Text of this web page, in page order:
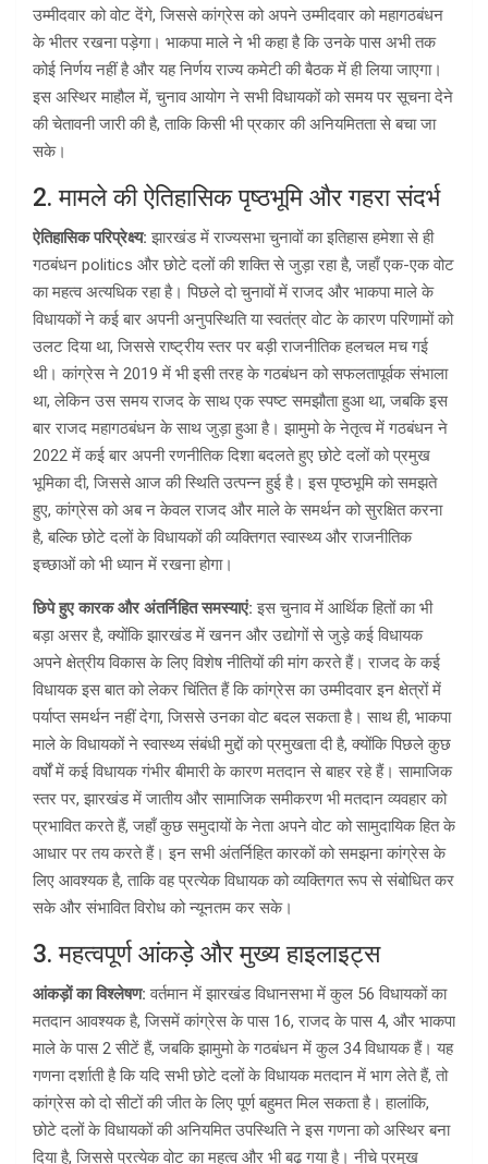
उम्मीदवार को वोट देंगे, जिससे कांग्रेस को अपने उम्मीदवार को महागठबंधन
के भीतर रखना पड़ेगा। भाकपा माले ने भी कहा है कि उनके पास अभी तक
कोई निर्णय नहीं है और यह निर्णय राज्य कमेटी की बैठक में ही लिया जाएगा।
इस अस्थिर माहौल में, चुनाव आयोग ने सभी विधायकों को समय पर सूचना देने
की चेतावनी जारी की है, ताकि किसी भी प्रकार की अनियमितता से बचा जा
सके।
2. मामले की ऐतिहासिक पृष्ठभूमि और गहरा संदर्भ
ऐतिहासिक परिप्रेक्ष्य: झारखंड में राज्यसभा चुनावों का इतिहास हमेशा से ही
गठबंधन politics और छोटे दलों की शक्ति से जुड़ा रहा है, जहाँ एक-एक वोट
का महत्व अत्यधिक रहा है। पिछले दो चुनावों में राजद और भाकपा माले के
विधायकों ने कई बार अपनी अनुपस्थिति या स्वतंत्र वोट के कारण परिणामों को
उलट दिया था, जिससे राष्ट्रीय स्तर पर बड़ी राजनीतिक हलचल मच गई
थी। कांग्रेस ने 2019 में भी इसी तरह के गठबंधन को सफलतापूर्वक संभाला
था, लेकिन उस समय राजद के साथ एक स्पष्ट समझौता हुआ था, जबकि इस
बार राजद महागठबंधन के साथ जुड़ा हुआ है। झामुमो के नेतृत्व में गठबंधन ने
2022 में कई बार अपनी रणनीतिक दिशा बदलते हुए छोटे दलों को प्रमुख
भूमिका दी, जिससे आज की स्थिति उत्पन्न हुई है। इस पृष्ठभूमि को समझते
हुए, कांग्रेस को अब न केवल राजद और माले के समर्थन को सुरक्षित करना
है, बल्कि छोटे दलों के विधायकों की व्यक्तिगत स्वास्थ्य और राजनीतिक
इच्छाओं को भी ध्यान में रखना होगा।
छिपे हुए कारक और अंतर्निहित समस्याएं: इस चुनाव में आर्थिक हितों का भी
बड़ा असर है, क्योंकि झारखंड में खनन और उद्योगों से जुड़े कई विधायक
अपने क्षेत्रीय विकास के लिए विशेष नीतियों की मांग करते हैं। राजद के कई
विधायक इस बात को लेकर चिंतित हैं कि कांग्रेस का उम्मीदवार इन क्षेत्रों में
पर्याप्त समर्थन नहीं देगा, जिससे उनका वोट बदल सकता है। साथ ही, भाकपा
माले के विधायकों ने स्वास्थ्य संबंधी मुद्दों को प्रमुखता दी है, क्योंकि पिछले कुछ
वर्षों में कई विधायक गंभीर बीमारी के कारण मतदान से बाहर रहे हैं। सामाजिक
स्तर पर, झारखंड में जातीय और सामाजिक समीकरण भी मतदान व्यवहार को
प्रभावित करते हैं, जहाँ कुछ समुदायों के नेता अपने वोट को सामुदायिक हित के
आधार पर तय करते हैं। इन सभी अंतर्निहित कारकों को समझना कांग्रेस के
लिए आवश्यक है, ताकि वह प्रत्येक विधायक को व्यक्तिगत रूप से संबोधित कर
सके और संभावित विरोध को न्यूनतम कर सके।
3. महत्वपूर्ण आंकड़े और मुख्य हाइलाइट्स
आंकड़ों का विश्लेषण: वर्तमान में झारखंड विधानसभा में कुल 56 विधायकों का
मतदान आवश्यक है, जिसमें कांग्रेस के पास 16, राजद के पास 4, और भाकपा
माले के पास 2 सीटें हैं, जबकि झामुमो के गठबंधन में कुल 34 विधायक हैं। यह
गणना दर्शाती है कि यदि सभी छोटे दलों के विधायक मतदान में भाग लेते हैं, तो
कांग्रेस को दो सीटों की जीत के लिए पूर्ण बहुमत मिल सकता है। हालांकि,
छोटे दलों के विधायकों की अनियमित उपस्थिति ने इस गणना को अस्थिर बना
दिया है, जिससे प्रत्येक वोट का महत्व और भी बढ़ गया है। नीचे प्रमुख